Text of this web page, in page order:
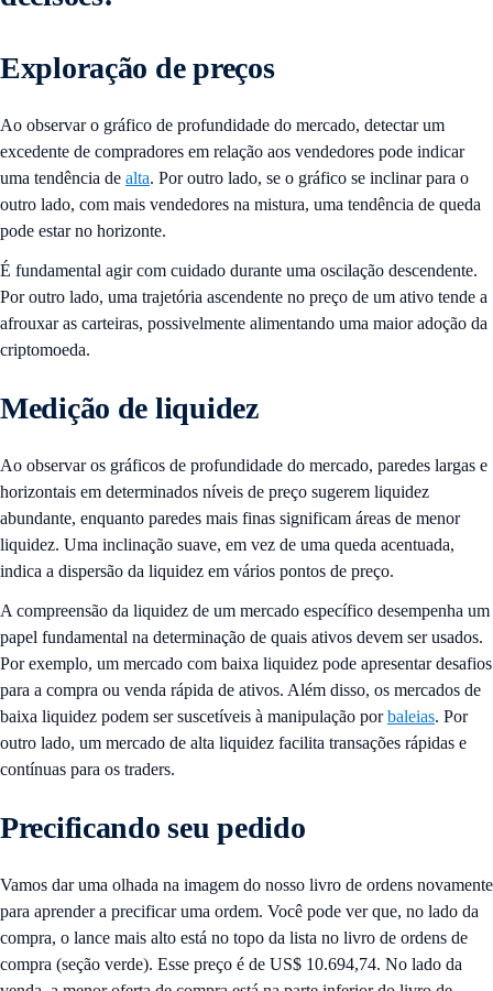
Exploração de preços
Ao observar o gráfico de profundidade do mercado, detectar um
excedente de compradores em relação aos vendedores pode indicar
uma tendência de alta. Por outro lado, se o gráfico se inclinar para o
outro lado, com mais vendedores na mistura, uma tendência de queda
pode estar no horizonte.
É fundamental agir com cuidado durante uma oscilação descendente.
Por outro lado, uma trajetória ascendente no preço de um ativo tende a
afrouxar as carteiras, possivelmente alimentando uma maior adoção da
criptomoeda.
Medição de liquidez
Ao observar os gráficos de profundidade do mercado, paredes largas e
horizontais em determinados níveis de preço sugerem liquidez
abundante, enquanto paredes mais finas significam áreas de menor
liquidez. Uma inclinação suave, em vez de uma queda acentuada,
indica a dispersão da liquidez em vários pontos de preço.
A compreensão da liquidez de um mercado específico desempenha um
papel fundamental na determinação de quais ativos devem ser usados.
Por exemplo, um mercado com baixa liquidez pode apresentar desafios
para a compra ou venda rápida de ativos. Além disso, os mercados de
baixa liquidez podem ser suscetíveis à manipulação porbaleias. Por
outro lado, um mercado de alta liquidez facilita transações rápidas e
contínuas para os traders.
Precificando seu pedido
Vamos dar uma olhada na imagem do nosso livro de ordens novamente
para aprender a precificar uma ordem. Você pode ver que, no lado da
compra, o lance mais alto está no topo da lista no livro de ordens de
compra (seção verde). Esse preço é de US$ 10.694,74. No lado da